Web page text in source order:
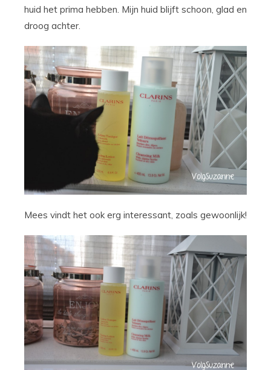
huid het prima hebben. Mijn huid blijft schoon, glad en
droog achter.
Mees vindt het ook erg interessant, zoals gewoonlijk!